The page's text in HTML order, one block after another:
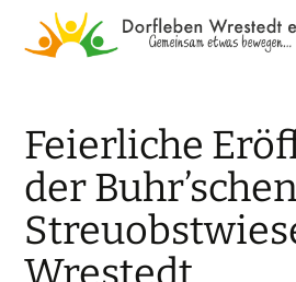
Feierliche
der